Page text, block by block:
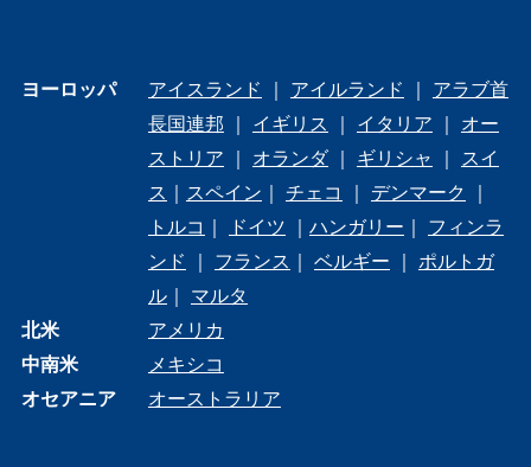
ヨーロッパ アイスランド ｜ アイルランド ｜ アラブ首
長国連邦 ｜ イギリス ｜ イタリア ｜ オー
ストリア ｜ オランダ｜ ギリシャ ｜
スイ
ス ｜ スペイン ｜ チェコ ｜ デンマーク
｜
トルコ ｜ ドイツ ｜ ハンガリー ｜ フィンラ
ンド
｜ フランス ｜ ベルギー ｜ ポルトガ
ル｜ マルタ
北米
アメリカ
中南米
メキシコ
オセアニア
オーストラリア